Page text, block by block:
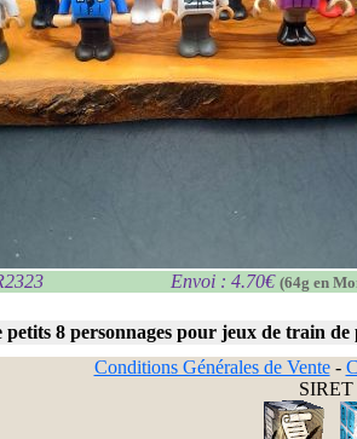
Envoi : 4.70€ (64g en
petits 8 personnages pour jeux de train de
Conditions Générales de Vente-
SIRET